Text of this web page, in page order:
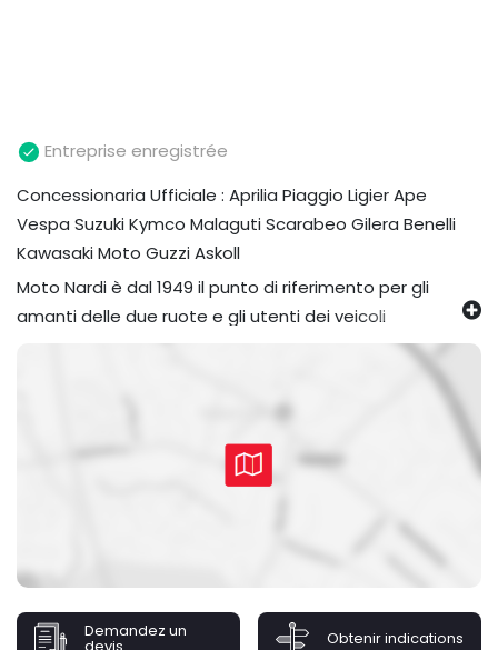
Entreprise enregistrée
Concessionaria Ufficiale : Aprilia Piaggio Ligier Ape
Vespa Suzuki Kymco Malaguti Scarabeo Gilera Benelli
Kawasaki Moto Guzzi Askoll
Moto Nardi è dal 1949 il punto di riferimento per gli
amanti delle due ruote e gli utenti dei veicoli
commerciali per le province di Macerata e Ascoli Piceno.
Con i suoi 1.500 metri quadrati, la Concessionaria è in
grado di offrire una gamma completa di prodotti e
Nell'ampio show-room trova spazio l'esposizione dei
scooter 50 e targati, alle moto di piccola e grossa
cilindrata, agli ape e veicoli commerciali, alle mini auto.
Inoltre è presente un'area dedicata ai veicoli usati -
ricondizionati e garantiti.
Demandez un Obtenir indications